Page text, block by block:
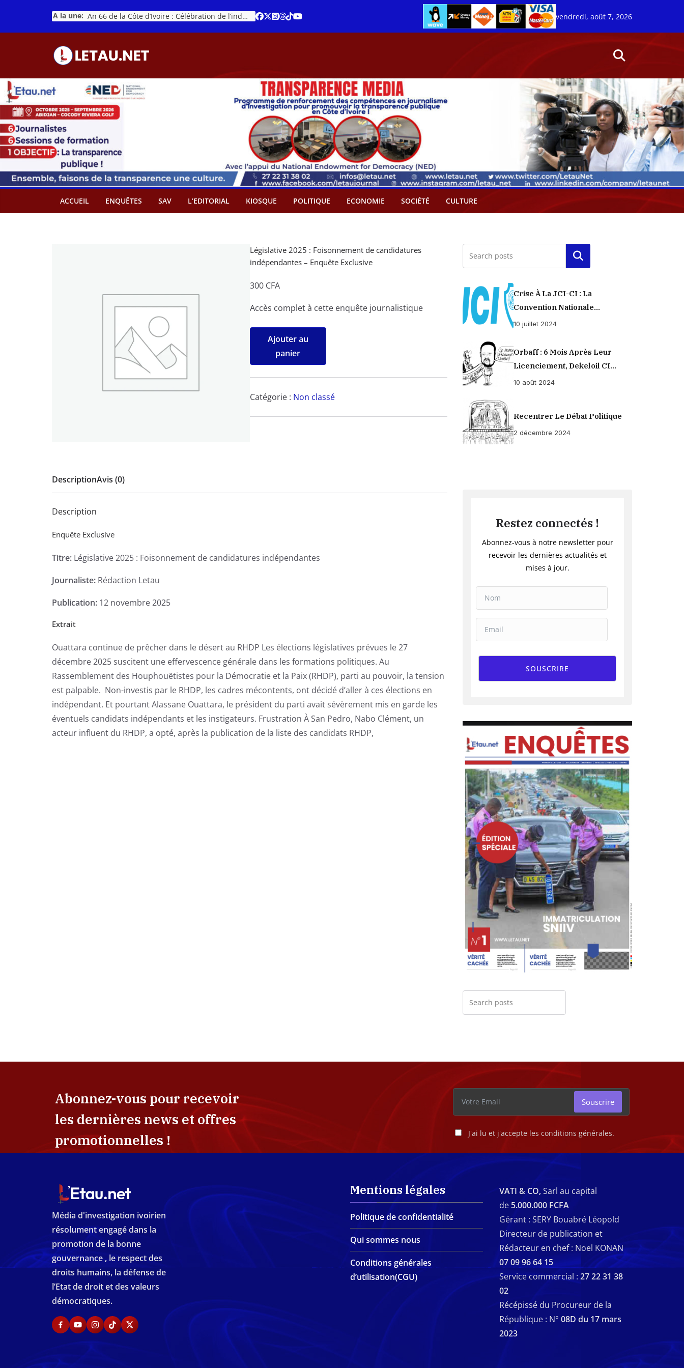
contenu
A la une: An 66 de la Côte d’Ivoire : Célébration de l’indépendance ou cérémonie d’hommage à Ouattara ?
vendredi, août 7, 2026
ACCUEIL ENQUÊTES SAV L’EDITORIAL KIOSQUE POLITIQUE ECONOMIE SOCIÉTÉ CULTURE
Législative 2025 : Foisonnement de candidatures
indépendantes – Enquête Exclusive
300 CFA
Accès complet à cette enquête journalistique
quantité
Législative
2025 :
Foisonnement
candidatures
Ajouter au
panier
Catégorie : Non classé
DescriptionAvis (0)
Description
Enquête Exclusive
Titre: Législative 2025 : Foisonnement de candidatures indépendantes
Journaliste: Rédaction Letau
Publication: 12 novembre 2025
Extrait
Ouattara continue de prêcher dans le désert au RHDP Les élections législatives prévues le 27
décembre 2025 suscitent une effervescence générale dans les formations politiques. Au
Rassemblement des Houphouëtistes pour la Démocratie et la Paix (RHDP), parti au pouvoir, la tension
est palpable. Non-investis par le RHDP, les cadres mécontents, ont décidé d’aller à ces élections en
indépendant. Et pourtant Alassane Ouattara, le président du parti avait sévèrement mis en garde les
éventuels candidats indépendants et les instigateurs. Frustration À San Pedro, Nabo Clément, un
acteur influent du RHDP, a opté, après la publication de la liste des candidats RHDP,
Rechercher
Crise À La JCI-CI : La
Convention Nationale
Provisoirement Suspendue
10 juillet 2024
Orbaff : 6 Mois Après Leur
Licenciement, Dekeloil CI
Propose À Ses Ex-Ouvriers Un
10 août 2024
Recentrer Le Débat Politique
2 décembre 2024
Restez connectés !
Abonnez-vous à notre newsletter pour
recevoir les dernières actualités et
mises à jour.
SOUSCRIRE
Abonnez-vous pour recevoir
les dernières news et offres
promotionnelles !
J'ai lu et j'accepte les conditions générales.
Souscrire
Média d'investigation ivoirien
résolument engagé dans la
promotion de la bonne
gouvernance , le respect des
droits humains, la défense de
l’Etat de droit et des valeurs
démocratiques.
Mentions légales
Politique de confidentialité
Qui sommes nous
Conditions générales
d’utilisation(CGU)
VATI & CO,Sarl au capital
de 5.000.000 FCFA
Gérant : SERY Bouabré Léopold
Directeur de publication et
Rédacteur en chef : Noel KONAN
07 09 96 64 15
Service commercial : 27 22 31 38
02
Récépissé du Procureur de la
République : N° 08D du 17 mars
2023